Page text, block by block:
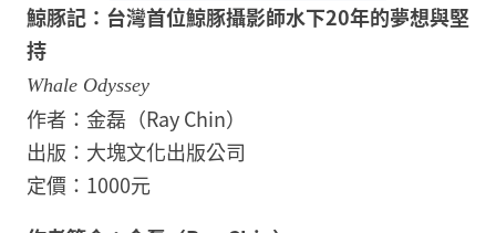
鯨豚記：台灣首位鯨豚攝影師水下20年的夢想與堅
持
Whale Odyssey
作者：金磊（Ray Chin）
出版：大塊文化出版公司
定價：1000元